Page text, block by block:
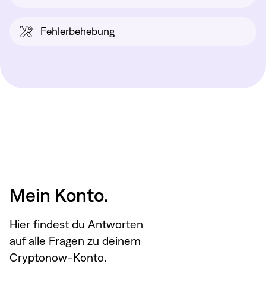
Fehlerbehebung
Mein Konto.
Hier findest du Antworten
auf alle Fragen zu deinem
Cryptonow-Konto.